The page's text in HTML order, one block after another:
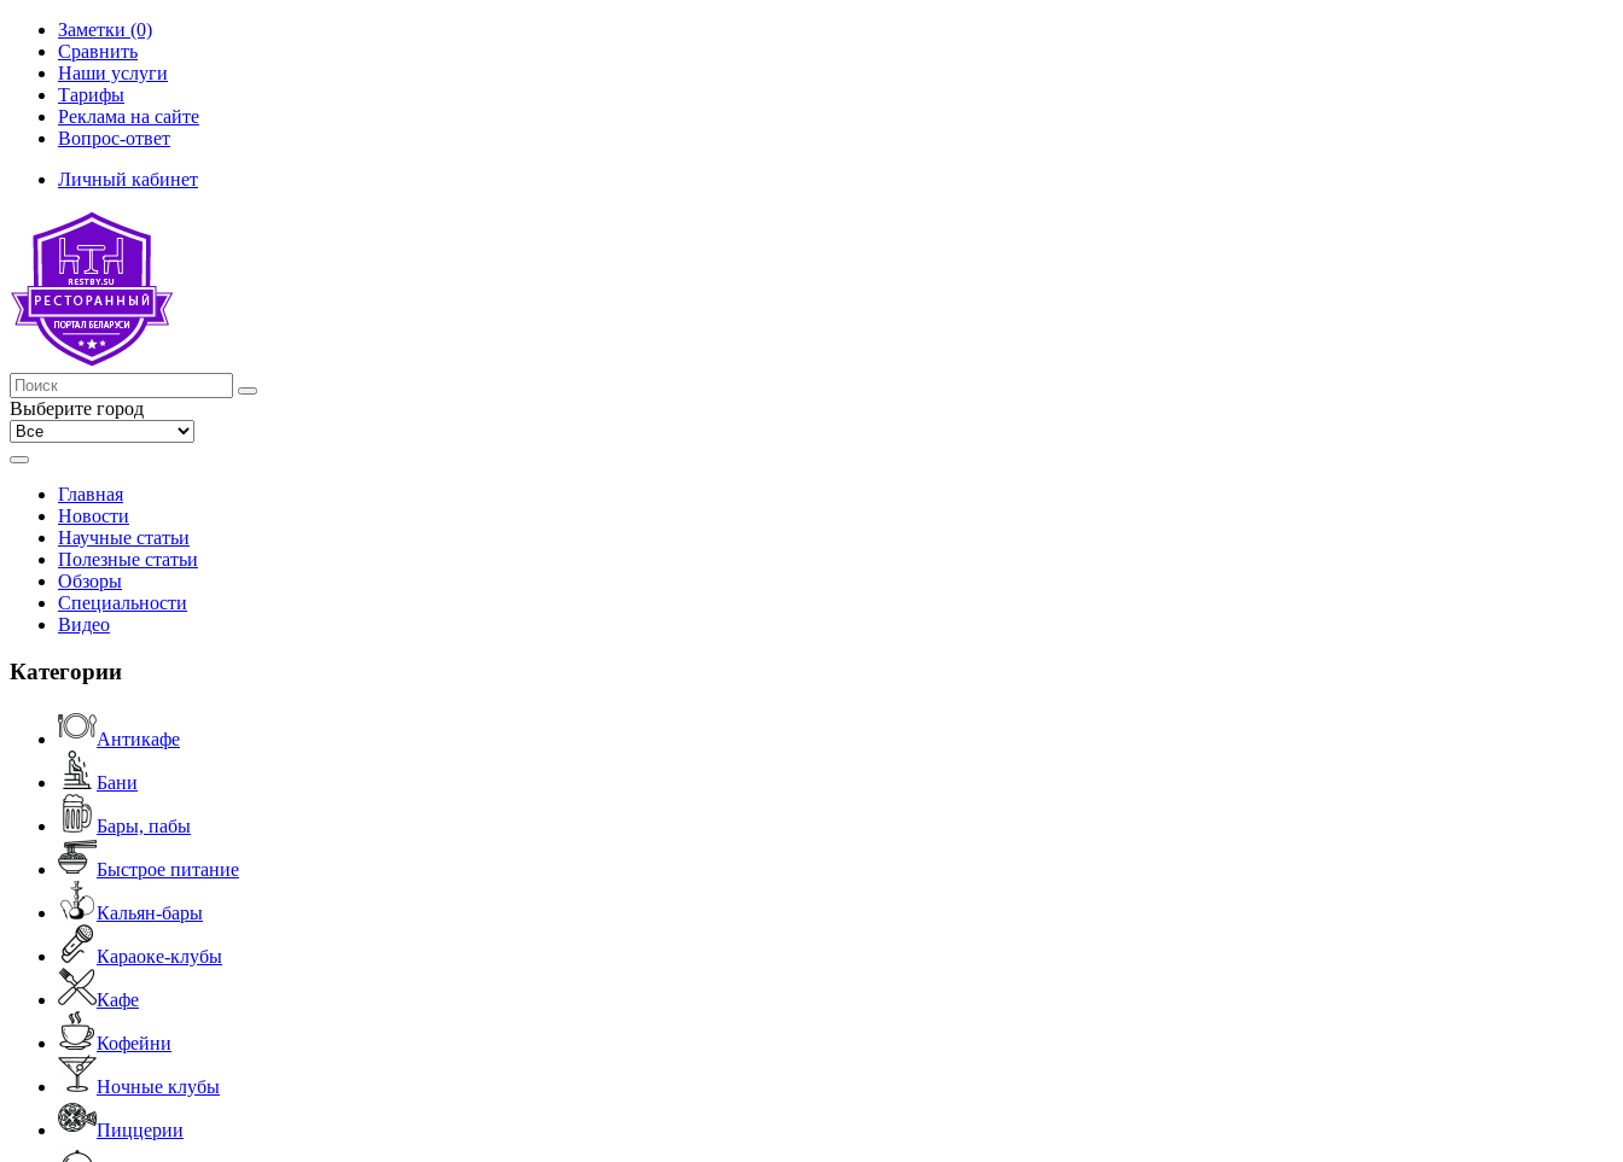
Заметки (0)
Сравнить
Наши услуги
Тарифы
Реклама на сайте
Вопрос-ответ
Личный кабинет
Выберите город
Главная
Новости
Научные статьи
Полезные статьи
Обзоры
Специальности
Видео
Категории
Антикафе
Бани
Бары, пабы
Быстрое питание
Кальян-бары
Караоке-клубы
Кафе
Кофейни
Ночные клубы
Пиццерии